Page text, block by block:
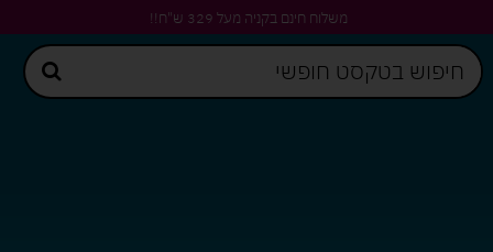
משלוח חינם בקניה מעל 329 ש"ח!!